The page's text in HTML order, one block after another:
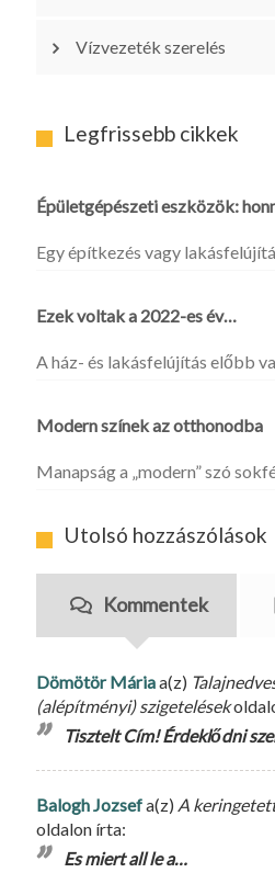
Vízvezeték szerelés
Legfrissebb cikkek
Épületgépészeti eszközök:
Egy építkezés vagy
Ezek voltak a 2022-es év…
A ház- és lakásfelújítás előbb
Modern színek az otthonodba
Manapság a „modern” szó
Utolsó hozzászólások
Kommentek
Dömötör Máriaa(z)
(alépítményi) szigetelések
Tisztelt Cím! Érdeklődni
Balogh Jozsefa(z) A
oldalon írta:
Es miert all le a…